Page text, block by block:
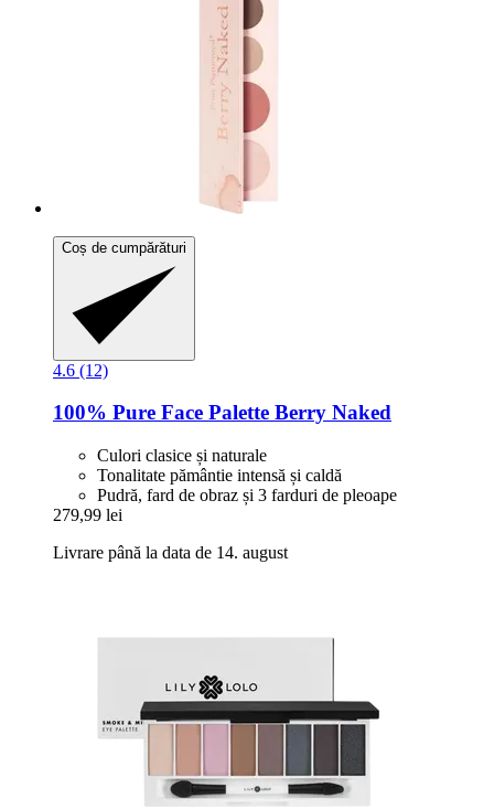
Coș de cumpărături
4.6 (12)
100% Pure Face Palette Berry Naked
Culori clasice și naturale
Tonalitate pământie intensă și caldă
Pudră, fard de obraz și 3 farduri de pleoape
279,99 lei
Livrare până la data de 14. august